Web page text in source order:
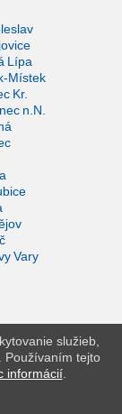
Lípa
Místek
Kr.
n.N.
Vary
služieb,
Používaním tejto
informácií.